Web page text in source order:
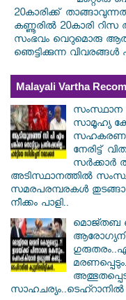
20കാരിക്ക്
കണ്ണൂരിൽ 20കാരി
സംഭവം വെറുമൊരു
ഞെട്ടിക്കുന്ന
Malayali Vartha
സംസ്ഥാന
സാമൂഹ്യ
സഹകരണ
നേരിട്ട്
സർക്കാർ
അടിസ്ഥാനത്തിൽ
സമരപരമ്പരകൾ
നീക്കം പാളി..
മൊജ്തബ
സാഹചര്യം..ടെഹ്റാനിൽ